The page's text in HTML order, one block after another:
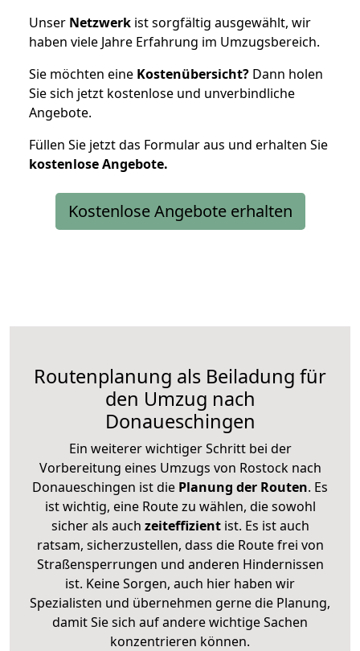
Unser Netzwerk ist sorgfältig ausgewählt, wir
haben viele Jahre Erfahrung im Umzugsbereich.
Sie möchten eine Kostenübersicht? Dann holen
Sie sich jetzt kostenlose und unverbindliche
Angebote.
Füllen Sie jetzt das Formular aus und erhalten Sie
kostenloseAngebote.
Kostenlose Angebote erhalten
Routenplanung als Beiladung für
den Umzug nach
Donaueschingen
Ein weiterer wichtiger Schritt bei der
Vorbereitung eines Umzugs von Rostock nach
Donaueschingen ist die Planung der Routen. Es
ist wichtig, eine Route zu wählen, die sowohl
sicher als auch zeiteffizientist. Es ist auch
ratsam, sicherzustellen, dass die Route frei von
Straßensperrungen und anderen Hindernissen
ist. Keine Sorgen, auch hier haben wir
Spezialisten und übernehmen gerne die Planung,
damit Sie sich auf andere wichtige Sachen
konzentrieren können.